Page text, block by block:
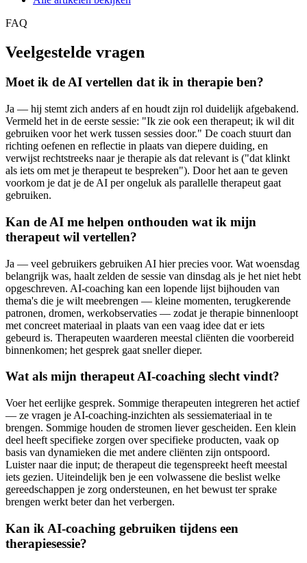
FAQ
Veelgestelde vragen
Moet ik de AI vertellen dat ik in therapie ben?
Ja — hij stemt zich anders af en houdt zijn rol duidelijk afgebakend.
Vermeld het in de eerste sessie: "Ik zie ook een therapeut; ik wil dit
gebruiken voor het werk tussen sessies door." De coach stuurt dan
richting oefenen en reflectie in plaats van diepere duiding, en
verwijst rechtstreeks naar je therapie als dat relevant is ("dat klinkt
als iets om met je therapeut te bespreken"). Door het aan te geven
voorkom je dat je de AI per ongeluk als parallelle therapeut gaat
gebruiken.
Kan de AI me helpen onthouden wat ik mijn
therapeut wil vertellen?
Ja — veel gebruikers gebruiken AI hier precies voor. Wat woensdag
belangrijk was, haalt zelden de sessie van dinsdag als je het niet hebt
opgeschreven. AI-coaching kan een lopende lijst bijhouden van
thema's die je wilt meebrengen — kleine momenten, terugkerende
patronen, dromen, werkobservaties — zodat je therapie binnenloopt
met concreet materiaal in plaats van een vaag idee dat er iets
gebeurd is. Therapeuten waarderen meestal cliënten die voorbereid
binnenkomen; het gesprek gaat sneller dieper.
Wat als mijn therapeut AI-coaching slecht vindt?
Voer het eerlijke gesprek. Sommige therapeuten integreren het actief
— ze vragen je AI-coaching-inzichten als sessiemateriaal in te
brengen. Sommige houden de stromen liever gescheiden. Een klein
deel heeft specifieke zorgen over specifieke producten, vaak op
basis van dynamieken die met andere cliënten zijn ontspoord.
Luister naar die input; de therapeut die tegenspreekt heeft meestal
iets gezien. Uiteindelijk ben je een volwassene die beslist welke
gereedschappen je zorg ondersteunen, en het bewust ter sprake
brengen werkt beter dan het verbergen.
Kan ik AI-coaching gebruiken tijdens een
therapiesessie?